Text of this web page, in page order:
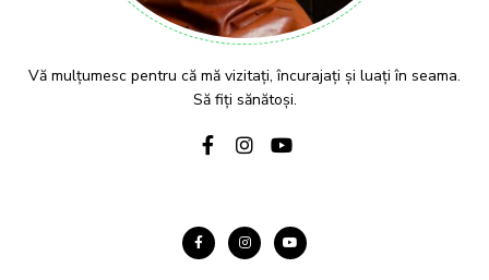
Vă mulțumesc pentru că mă vizitați, încurajați și luați în seama.
Să fiți sănătoși.